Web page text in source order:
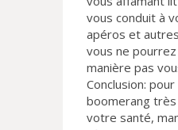
vous conduit à
apéros et
vous ne
manière pas
Conclusion:
boomerang
votre santé,